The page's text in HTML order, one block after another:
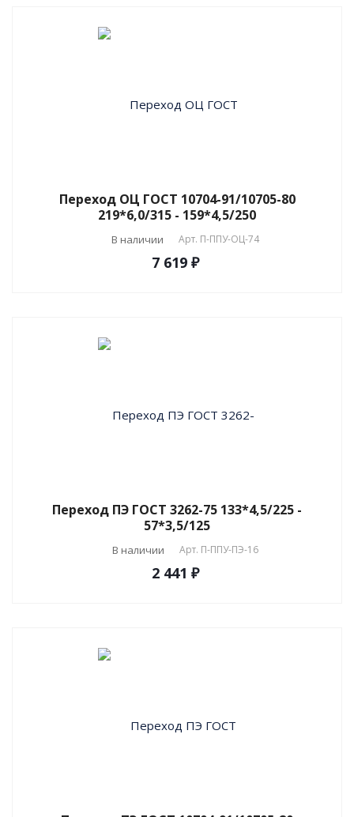
Переход ОЦ ГОСТ 10704-91/10705-80
219*6,0/315 - 159*4,5/250
В наличии Арт. П-ППУ-ОЦ-74
7 619 ₽
Переход ПЭ ГОСТ 3262-75 133*4,5/225 -
57*3,5/125
В наличии Арт. П-ППУ-ПЭ-16
2 441 ₽